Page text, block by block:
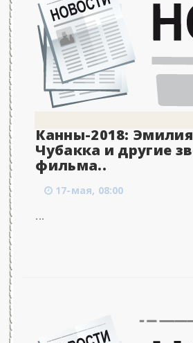
Канны-2018:
Чубакка и другие
фильма..
17-мая, 08:00
...